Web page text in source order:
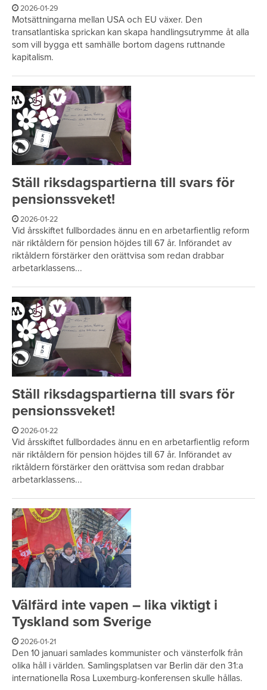
2026-01-29
Motsättningarna mellan USA och EU växer. Den
transatlantiska sprickan kan skapa handlingsutrymme åt alla
som vill bygga ett samhälle bortom dagens ruttnande
kapitalism.
Ställ riksdagspartierna till svars för
pensionssveket!
2026-01-22
Vid årsskiftet fullbordades ännu en en arbetarfientlig reform
när riktåldern för pension höjdes till 67 år. Införandet av
riktåldern förstärker den orättvisa som redan drabbar
arbetarklassens...
Ställ riksdagspartierna till svars för
pensionssveket!
2026-01-22
Vid årsskiftet fullbordades ännu en en arbetarfientlig reform
när riktåldern för pension höjdes till 67 år. Införandet av
riktåldern förstärker den orättvisa som redan drabbar
arbetarklassens...
Välfärd inte vapen – lika viktigt i
Tyskland som Sverige
2026-01-21
Den 10 januari samlades kommunister och vänsterfolk från
olika håll i världen. Samlingsplatsen var Berlin där den 31:a
internationella Rosa Luxemburg-konferensen skulle hållas.